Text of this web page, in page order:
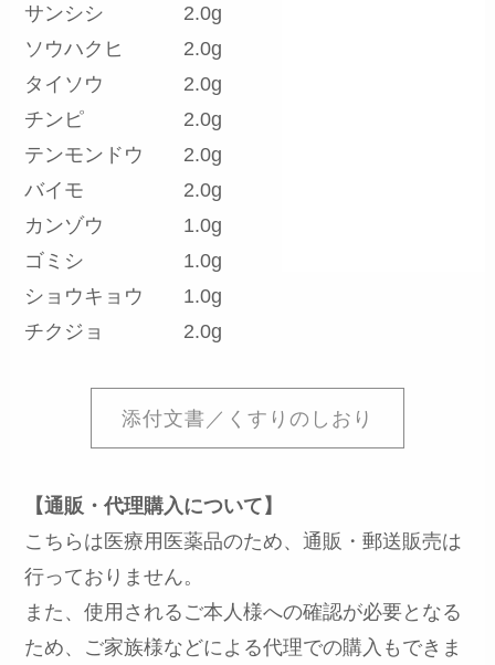
サンシシ 2.0g
ソウハクヒ 2.0g
タイソウ 2.0g
チンピ 2.0g
テンモンドウ 2.0g
バイモ 2.0g
カンゾウ 1.0g
ゴミシ 1.0g
ショウキョウ 1.0g
チクジョ 2.0g
添付文書／くすりのしおり
【通販・代理購入について】
こちらは医療用医薬品のため、通販・郵送販売は
行っておりません。
また、使用されるご本人様への確認が必要となる
ため、ご家族様などによる代理での購入もできま